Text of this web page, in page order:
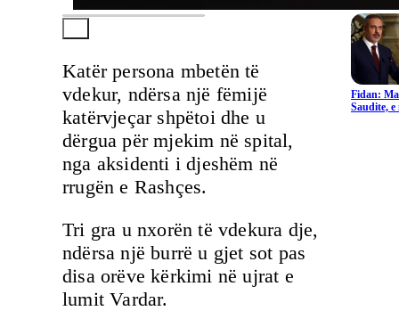
Katër persona mbetën të
vdekur, ndërsa një fëmijë
katërvjeçar shpëtoi dhe u
dërgua për mjekim në spital,
nga aksidenti i djeshëm në
rrugën e Rashçes.
Tri gra u nxorën të vdekura dje,
ndërsa një burrë u gjet sot pas
disa orëve kërkimi në ujrat e
lumit Vardar.
Fidan:
Saudite,